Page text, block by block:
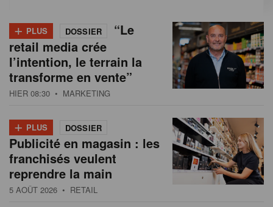
+ PLUS DOSSIER
“Le
retail media crée
l’intention, le terrain la
transforme en vente”
HIER 08:30 • MARKETING
+ PLUS DOSSIER
Publicité en magasin : les
franchisés veulent
reprendre la main
5 AOÛT 2026 • RETAIL